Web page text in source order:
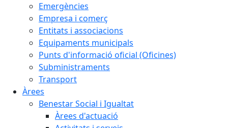
Emergències
Empresa i comerç
Entitats i associacions
Equipaments municipals
Punts d'informació oficial (Oficines)
Subministraments
Transport
Àrees
Benestar Social i Igualtat
Àrees d'actuació